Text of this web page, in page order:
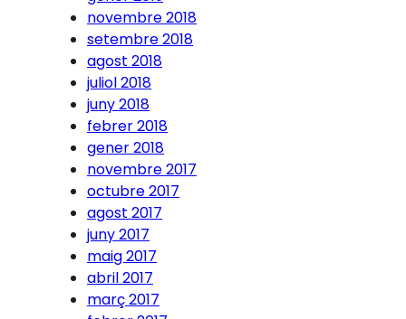
novembre 2018
setembre 2018
agost 2018
juliol 2018
juny 2018
febrer 2018
gener 2018
novembre 2017
octubre 2017
agost 2017
juny 2017
maig 2017
abril 2017
març 2017